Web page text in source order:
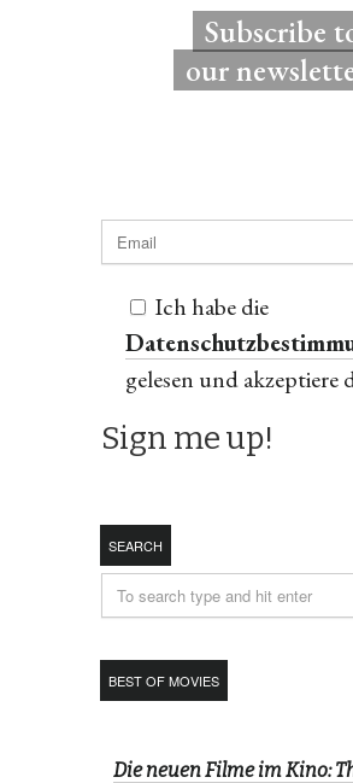
Subscribe
our
Ich habe die
gelesen und akzeptiere
SEARCH
BEST OF MOVIES
Die neuen Filme im Kino: